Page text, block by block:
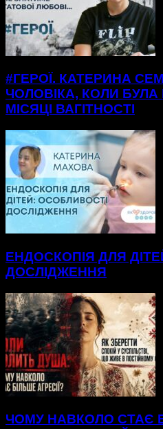
#ГЕРОЇ. КАТЕРИНА
ЧОЛОВІКА, КОЛИ
МІСЯЦІ ВАГІТНОСТІ
ЕНДОСКОПІЯ ДЛЯ
ДОСЛІДЖЕННЯ
ЧОМУ НАВКОЛО СТАЄ